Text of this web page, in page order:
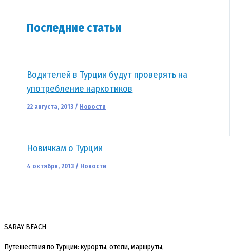
Последние статьи
Водителей в Турции будут проверять на
употребление наркотиков
22 августа, 2013 / Новости
Новичкам о Турции
4 октября, 2013 / Новости
SARAY BEACH
Путешествия по Турции: курорты, отели, маршруты,